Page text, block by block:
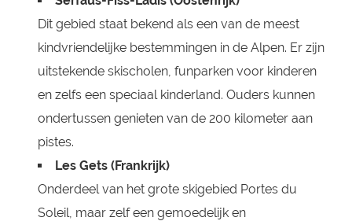
Dit gebied staat bekend als een van de meest
kindvriendelijke bestemmingen in de Alpen. Er zijn
uitstekende skischolen, funparken voor kinderen
en zelfs een speciaal kinderland. Ouders kunnen
ondertussen genieten van de 200 kilometer aan
pistes.
Les Gets (Frankrijk)
Onderdeel van het grote skigebied Portes du
Soleil, maar zelf een gemoedelijk en